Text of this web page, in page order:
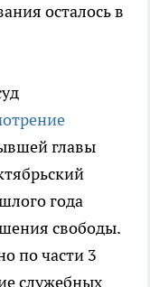
осталось в
главы
года
свободы.
по части 3
служебных